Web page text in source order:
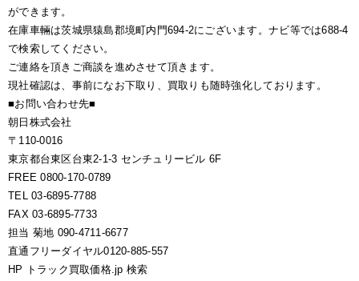
ができます。
在庫車輛は茨城県猿島郡境町内門694-2にございます。ナビ等では688-4
で検索してください。
ご連絡を頂きご商談を進めさせて頂きます。
現社確認は、事前になお下取り、買取りも随時強化しております。
■お問い合わせ先■
朝日株式会社
〒110-0016
東京都台東区台東2-1-3 センチュリービル 6F
FREE 0800-170-0789
TEL 03-6895-7788
FAX 03-6895-7733
担当 菊地 090-4711-6677
直通フリーダイヤル0120-885-557
HP トラック買取価格.jp 検索